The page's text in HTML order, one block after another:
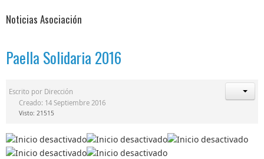
Noticias Asociación
Paella Solidaria 2016
Escrito por Dirección
Creado: 14 Septiembre 2016
Visto: 21515